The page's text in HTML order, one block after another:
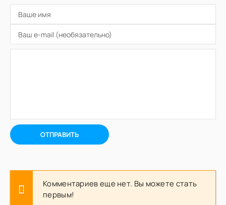
ОТПРАВИТЬ
Комментариев еще нет. Вы можете стать
первым!